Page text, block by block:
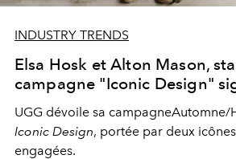
INDUSTRY TRENDS
Elsa Hosk et Alton Mason,
campagne "Iconic Design"
UGG dévoile sa campagneAutomne/
Iconic Design, portée par deux
engagées.